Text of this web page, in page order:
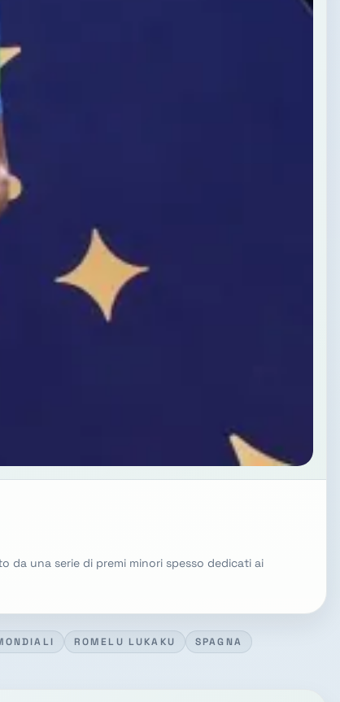
da una serie di premi minori spesso dedicati ai
ROMELU LUKAKU
SPAGNA